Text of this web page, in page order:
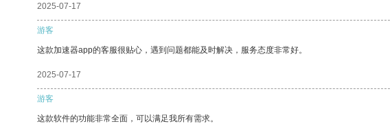
2025-07-17
游客
这款加速器app的客服很贴心，遇到问题都能及时解决，服务态度非常好。
2025-07-17
游客
这款软件的功能非常全面，可以满足我所有需求。